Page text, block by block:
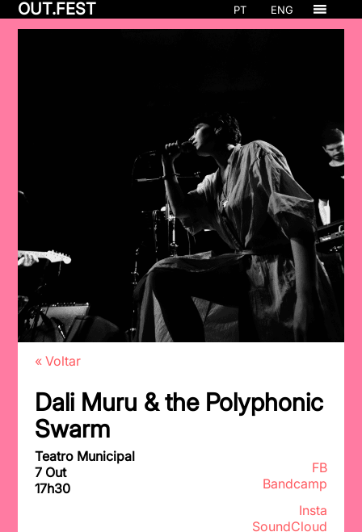
OUT.FEST PT ENG
« Voltar
Dali Muru & the Polyphonic
Swarm
Teatro Municipal
7 Out
17h30
FB
Bandcamp
Insta
SoundCloud